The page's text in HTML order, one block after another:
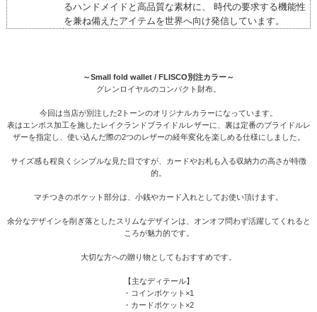
るハンドメイドと高品質な素材に、 時代の要求する機能性
を兼ね備えたアイテムを世界へ向け発信しています。
～Small fold wallet / FLISCO別注カラー～
グレンロイヤルのコンパクト財布。
今回は当店が別注した2トーンのオリジナルカラーになっています。
表はエンボス加工を施したレイクランドブライドルレザーに、裏は定番のブライドルレ
ザーを指定し、使い込んだ際の2つのレザーの経年変化を楽しめる仕様にしました。
サイズ感も程良くシンプルな見た目ですが、カードやお札も入る収納力の高さが特徴
的。
マチつきのポケット部分は、小銭やカード入れとしてお使い頂けます。
余分なデザインを削ぎ落としたスリムなデザインは、オンオフ問わず活躍してくれると
ころが魅力的です。
大切な方への贈り物としてもおすすめです。
【主なディテール】
・コインポケット×1
・カードポケット×2